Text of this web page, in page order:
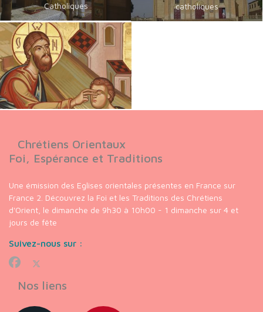
Catholiques
catholiques
Chrétiens Orientaux
Foi, Espérance et Traditions
Une émission des Eglises orientales présentes en France sur
France 2. Découvrez la Foi et les Traditions des Chrétiens
d'Orient, le dimanche de 9h30 à 10h00 - 1 dimanche sur 4 et
jours de fête
Suivez-nous sur :
Nos liens